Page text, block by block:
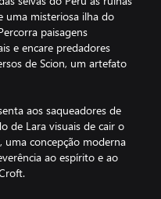
uma misteriosa ilha do
paisagens
e encare predadores
de Scion, um artefato
aos saqueadores de
de Lara visuais de cair o
uma concepção moderna
ao espírito e ao